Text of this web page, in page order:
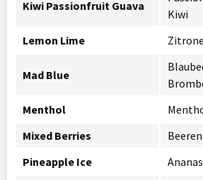
Kiwi Passionfruit Guava
Kiwi
Lemon Lime
Mad Blue
Menthol
Mixed Berries
Pineapple Ice